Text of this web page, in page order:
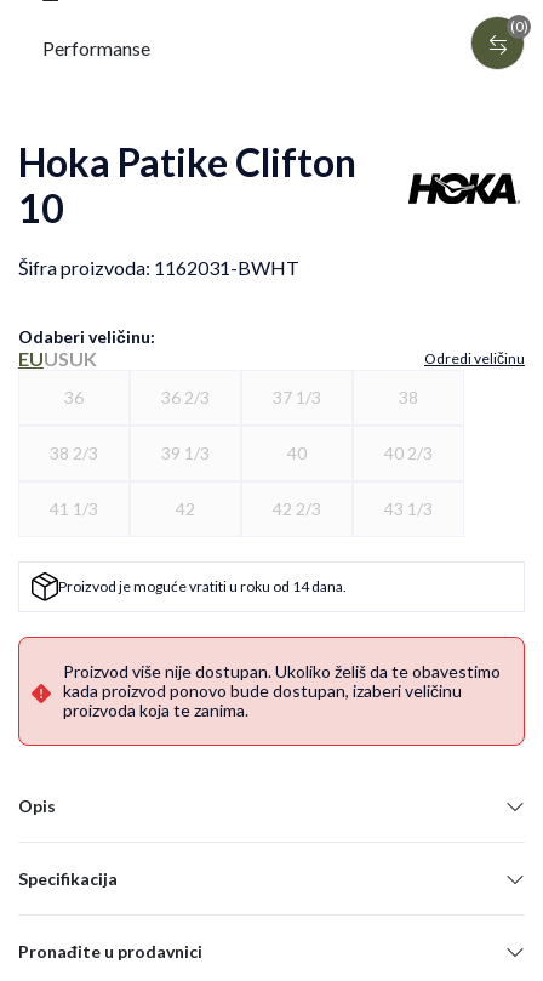
(0)
Performanse
Hoka Patike Clifton
10
Šifra proizvoda: 1162031-BWHT
Odaberi veličinu:
EUUSUK Odredi veličinu
36 36 2/3 37 1/3 38
38 2/3 39 1/3 40 40 2/3
41 1/3 42 42 2/3 43 1/3
Proizvod je moguće vratiti u roku od 14 dana.
Proizvod više nije dostupan. Ukoliko želiš da te obavestimo
kada proizvod ponovo bude dostupan, izaberi veličinu
proizvoda koja te zanima.
Opis
Specifikacija
Pronađite u prodavnici